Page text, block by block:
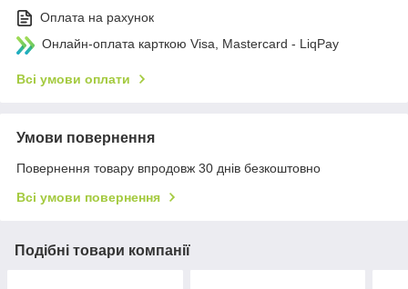
Оплата на рахунок
Онлайн-оплата карткою Visa, Mastercard - LiqPay
Всі умови оплати
Умови повернення
Повернення товару впродовж 30 днів безкоштовно
Всі умови повернення
Подібні товари компанії